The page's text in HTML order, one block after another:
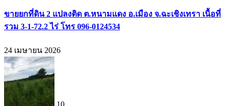
ขายยกที่ดิน 2 แปลงติด ต.หนามแดง อ.เมือง จ.ฉะเชิงเทรา เนื้อที่
รวม 3-1-72.2 ไร่ โทร 096-0124534
24 เมษายน 2026
10